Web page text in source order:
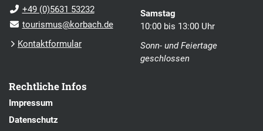
+49 (0)5631 53232
tourismus@korbach.de
Kontaktformular
Samstag
10:00 bis 13:00 Uhr
Sonn- und Feiertage
geschlossen
Rechtliche Infos
Impressum
Datenschutz